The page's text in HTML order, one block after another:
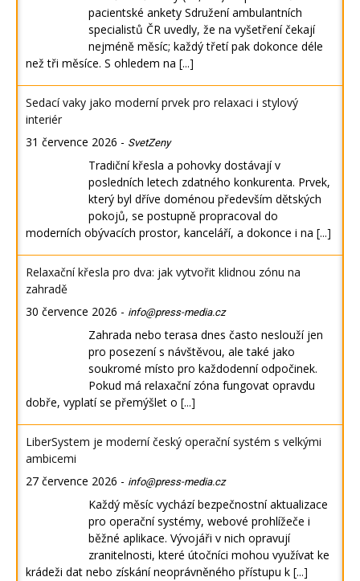
pacientské ankety Sdružení ambulantních
specialistů ČR uvedly, že na vyšetření čekají
nejméně měsíc; každý třetí pak dokonce déle
než tři měsíce. S ohledem na [...]
Sedací vaky jako moderní prvek pro relaxaci i stylový
interiér
31 července 2026 - SvetZeny
Tradiční křesla a pohovky dostávají v
posledních letech zdatného konkurenta. Prvek,
který byl dříve doménou především dětských
pokojů, se postupně propracoval do
moderních obývacích prostor, kanceláří, a dokonce i na [...]
Relaxační křesla pro dva: jak vytvořit klidnou zónu na
zahradě
30 července 2026 - info@press-media.cz
Zahrada nebo terasa dnes často neslouží jen
pro posezení s návštěvou, ale také jako
soukromé místo pro každodenní odpočinek.
Pokud má relaxační zóna fungovat opravdu
dobře, vyplatí se přemýšlet o [...]
LiberSystem je moderní český operační systém s velkými
ambicemi
27 července 2026 - info@press-media.cz
Každý měsíc vychází bezpečnostní aktualizace
pro operační systémy, webové prohlížeče i
běžné aplikace. Vývojáři v nich opravují
zranitelnosti, které útočníci mohou využívat ke
krádeži dat nebo získání neoprávněného přístupu k [...]